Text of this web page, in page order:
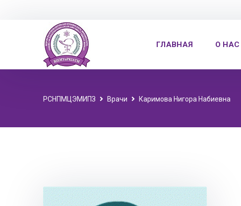
ГЛАВНАЯ О НАС
РСНПМЦЭМИПЗ Врачи Каримова Нигора Набиевна